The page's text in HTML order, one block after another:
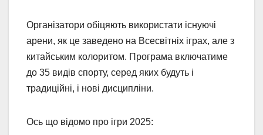
Організатори обіцяють використати існуючі
арени, як це заведено на Всесвітніх іграх, але з
китайським колоритом. Програма включатиме
до 35 видів спорту, серед яких будуть і
традиційні, і нові дисципліни.
Ось що відомо про ігри 2025: